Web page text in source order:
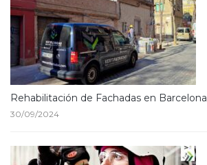
Rehabilitación de Fachadas en Barcelona
30/09/2024